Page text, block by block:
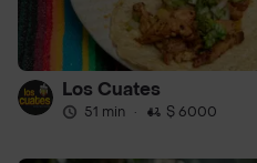
Los Cuates
51 min · $ 6000